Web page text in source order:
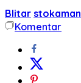
Blitar stokaman
Komentar